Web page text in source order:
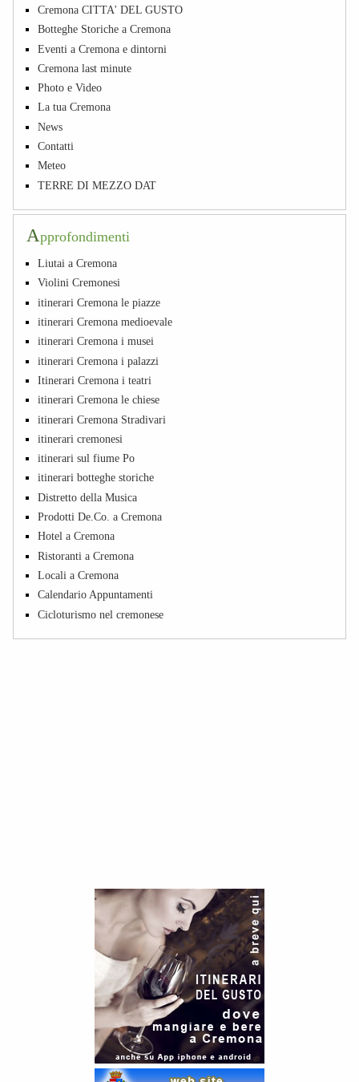
Cremona CITTA' DEL GUSTO
Botteghe Storiche a Cremona
Eventi a Cremona e dintorni
Cremona last minute
Photo e Video
La tua Cremona
News
Contatti
Meteo
TERRE DI MEZZO DAT
Approfondimenti
Liutai a Cremona
Violini Cremonesi
itinerari Cremona le piazze
itinerari Cremona medioevale
itinerari Cremona i musei
itinerari Cremona i palazzi
Itinerari Cremona i teatri
itinerari Cremona le chiese
itinerari Cremona Stradivari
itinerari cremonesi
itinerari sul fiume Po
itinerari botteghe storiche
Distretto della Musica
Prodotti De.Co. a Cremona
Hotel a Cremona
Ristoranti a Cremona
Locali a Cremona
Calendario Appuntamenti
Cicloturismo nel cremonese